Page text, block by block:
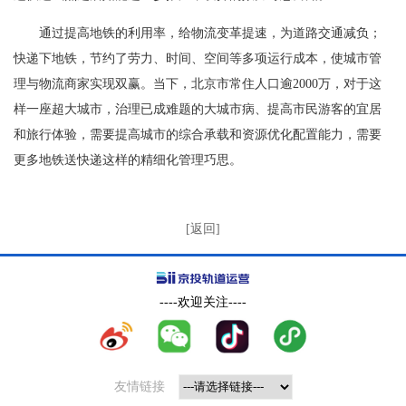
通过提高地铁的利用率，给物流变革提速，为道路交通减负；
快递下地铁，节约了劳力、时间、空间等多项运行成本，使城市管
理与物流商家实现双赢。当下，北京市常住人口逾2000万，对于这
样一座超大城市，治理已成难题的大城市病、提高市民游客的宜居
和旅行体验，需要提高城市的综合承载和资源优化配置能力，需要
更多地铁送快递这样的精细化管理巧思。
[返回]
友情链接
----欢迎关注----